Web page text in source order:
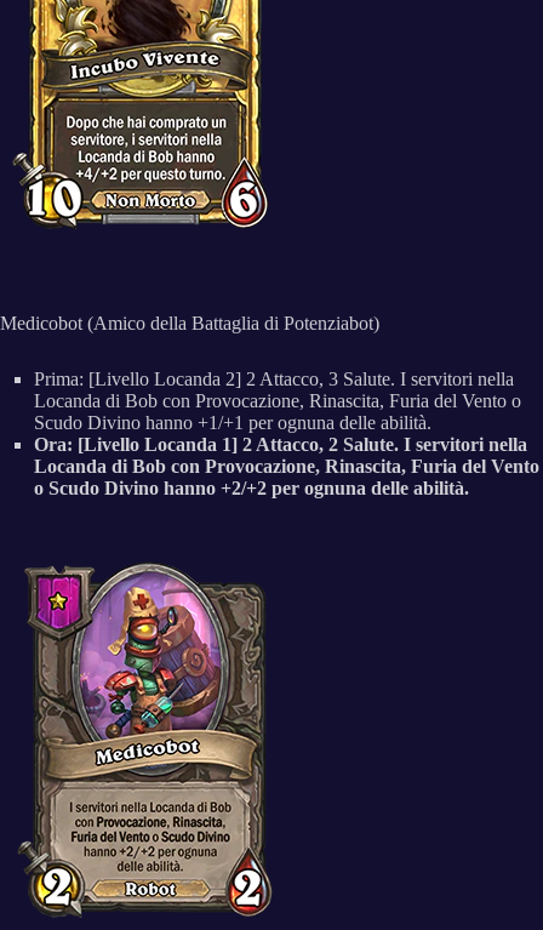
Medicobot (Amico della Battaglia di Potenziabot)
Prima: [Livello Locanda 2] 2 Attacco, 3 Salute. I servitori nella
Locanda di Bob con Provocazione, Rinascita, Furia del Vento o
Scudo Divino hanno +1/+1 per ognuna delle abilità.
Ora: [Livello Locanda 1] 2 Attacco, 2 Salute. I servitori nella
Locanda di Bob con Provocazione, Rinascita, Furia del Vento
o Scudo Divino hanno +2/+2 per ognuna delle abilità.